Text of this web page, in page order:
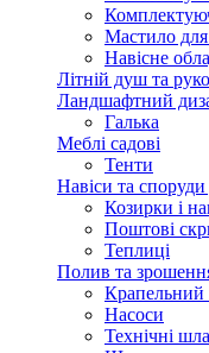
Мастило для
Навісне
Літній душ та
Ландшафтний
Галька
Меблі садові
Тенти
Навіси та
Козирки і
Поштові
Теплиці
Полив та
Крапельний
Насоси
Технічні